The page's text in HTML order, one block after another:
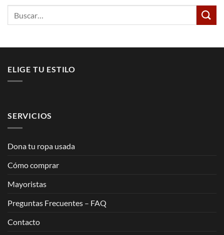
ELIGE TU ESTILO
SERVICIOS
Dona tu ropa usada
Cómo comprar
Mayoristas
Preguntas Frecuentes – FAQ
Contacto